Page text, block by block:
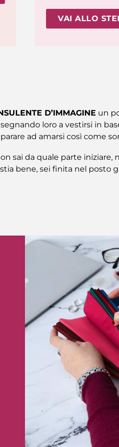
VAI ALLO
D’IMMAGINE un
loro a vestirsi in
ad amarsi così come
sai da quale parte
bene, sei finita nel posto